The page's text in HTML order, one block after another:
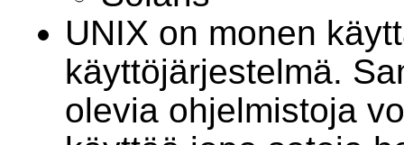
UNIX on monen
käyttöjärjestelmä.
olevia ohjelmistoja